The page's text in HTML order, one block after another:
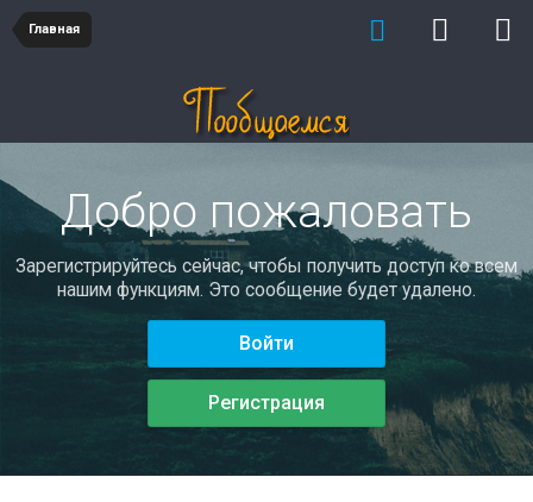
Главная
Добро пожаловать
Зарегистрируйтесь сейчас, чтобы получить доступ ко всем
нашим функциям. Это сообщение будет удалено.
Войти
Регистрация